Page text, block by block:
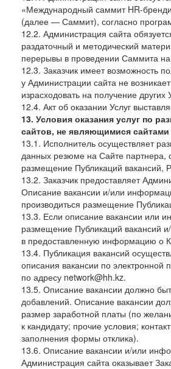
«Международный саммит HR-
(далее — Саммит), согласно
12.2. Администрация сайта
раздаточный и методический
перерывы в проведении Саммита на
12.3. Заказчик имеет возможность
у Администрации сайта не
израсходовать на получение
12.4. Акт об оказании Услуг
13. Условия оказания услуг по
сайтов, не являющимися
13.1. Исполнитель осуществляет
данных резюме на Сайте партнера,
размещение Публикаций вакансий,
13.2. Заказчик предоставляет
Описание вакансии и/или
производиться размещение
13.3. Если описание вакансии или
размещение Публикаций вакансий
в предоставленную информацию о
13.4. Публикация вакансий
описания вакансии по электронной
по адресу network@hh.kz.
13.5. Описание вакансии должно
добавлений. Описание вакансии
размер заработной платы (по
к кандидату; прочие условия;
заполнения формы отклика).
13.6. Описание вакансии и/или
Администрация сайта оказывает